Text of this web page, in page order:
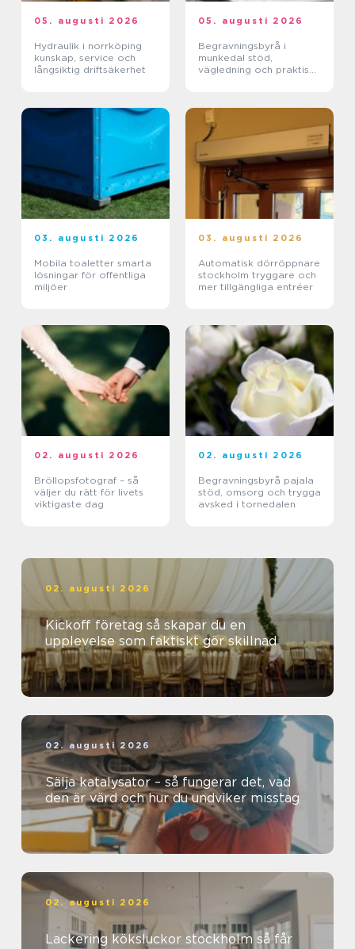
05. augusti 2026
Hydraulik i norrköping
kunskap, service och
långsiktig driftsäkerhet
05. augusti 2026
Begravningsbyrå i
munkedal stöd,
vägledning och praktisk
03. augusti 2026
Mobila toaletter smarta
lösningar för offentliga
miljöer
03. augusti 2026
Automatisk dörröppnare
stockholm tryggare och
mer tillgängliga entréer
02. augusti 2026
Bröllopsfotograf – så
väljer du rätt för livets
viktigaste dag
02. augusti 2026
Begravningsbyrå pajala
stöd, omsorg och trygga
avsked i tornedalen
02. augusti 2026
Kickoff företag så skapar du en
upplevelse som faktiskt gör skillnad
02. augusti 2026
Sälja katalysator – så fungerar det, vad
den är värd och hur du undviker misstag
02. augusti 2026
Lackering köksluckor stockholm så får